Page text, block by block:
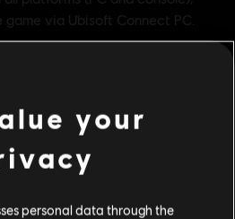
your
personal data through the